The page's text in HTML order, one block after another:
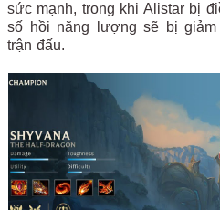
sức mạnh, trong khi Alistar bị
số hồi năng lượng sẽ bị
trận đấu.